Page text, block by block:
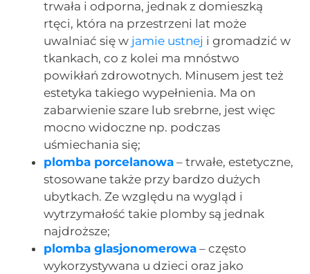
trwała i odporna, jednak z domieszką
rtęci, która na przestrzeni lat może
uwalniać się w jamie ustnej i gromadzić w
tkankach, co z kolei ma mnóstwo
powikłań zdrowotnych. Minusem jest też
estetyka takiego wypełnienia. Ma on
zabarwienie szare lub srebrne, jest więc
mocno widoczne np. podczas
uśmiechania się;
plomba porcelanowa – trwałe, estetyczne,
stosowane także przy bardzo dużych
ubytkach. Ze względu na wygląd i
wytrzymałość takie plomby są jednak
najdroższe;
plomba glasjonomerowa – często
wykorzystywana u dzieci oraz jako